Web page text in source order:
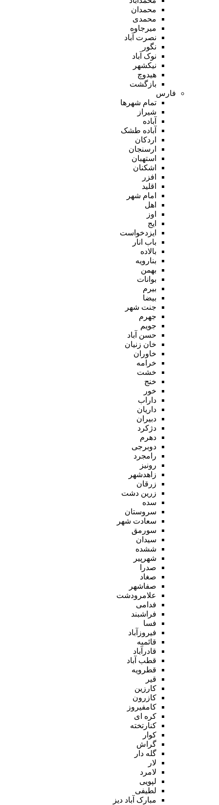
محمدان
محمدی
میرجاوه
نصرت آباد
نگور
نوک آباد
نیکشهر
هیدوچ
بازگشت
فارس
تمام شهر‌ها
شیراز
آباده
آباده طشک
اردکان
ارسنجان
استهبان
اشکنان
افزر
اقلید
امام شهر
اهل
اوز
ایج
ایزدخواست
باب انار
بالاده
بنارویه
بهمن
بوانات
بیرم
بیضا
جنت شهر
جهرم
جویم
حسن آباد
خان زنیان
خاوران
خرامه
خشت
خنج
خور
داراب
داریان
دبیران
دژکرد
دهرم
دوبرجی
رامجرد
رونیز
زاهدشهر
زرقان
زرین دشت
سده
سروستان
سعادت شهر
سورمق
سیدان
ششده
شهرپیر
صدرا
صغاد
صفاشهر
علامرودشت
فدامی
فراشبند
فسا
فیروزآباد
قائمیه
قادرآباد
قطب آباد
قطرویه
قیر
کارزین
کازرون
کامفیروز
کره ای
کنارتخته
کوار
گراش
گله دار
لار
لامرد
لپویی
لطیفی
مبارک آباد دیز